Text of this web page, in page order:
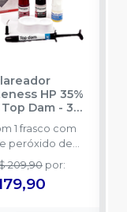
HP 35%
Dam - 3
1 frasco com
peróxido de
+ 1 frasco
de
209,90 por: